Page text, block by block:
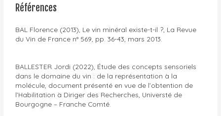
Références
BAL Florence (2013), Le vin minéral existe-t-il ?, La Revue
du Vin de France n° 569, pp. 36-43, mars 2013.
BALLESTER Jordi (2022), Étude des concepts sensoriels
dans le domaine du vin : de la représentation à la
molécule, document présenté en vue de l’obtention de
l’Habilitation à Diriger des Recherches, Universté de
Bourgogne – Franche Comté.